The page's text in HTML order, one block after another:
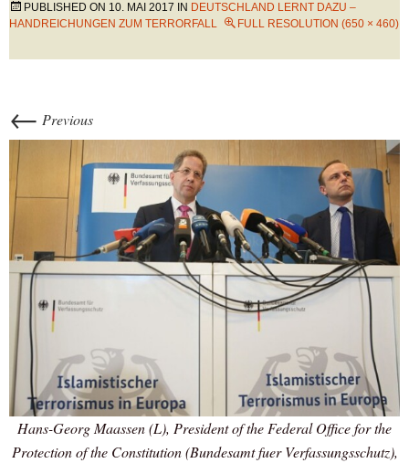
PUBLISHED ON 10. MAI 2017 IN DEUTSCHLAND LERNT DAZU –
HANDREICHUNGEN ZUM TERRORFALL
FULL RESOLUTION (650 × 460)
← Previous
Hans-Georg Maassen (L), President of the Federal Office for the
Protection of the Constitution (Bundesamt fuer Verfassungsschutz),